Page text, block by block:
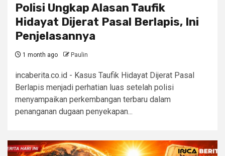
Polisi Ungkap Alasan Taufik
Hidayat Dijerat Pasal Berlapis, Ini
Penjelasannya
1 month ago Paulin
incaberita.co.id - Kasus Taufik Hidayat Dijerat Pasal
Berlapis menjadi perhatian luas setelah polisi
menyampaikan perkembangan terbaru dalam
penanganan dugaan penyekapan...